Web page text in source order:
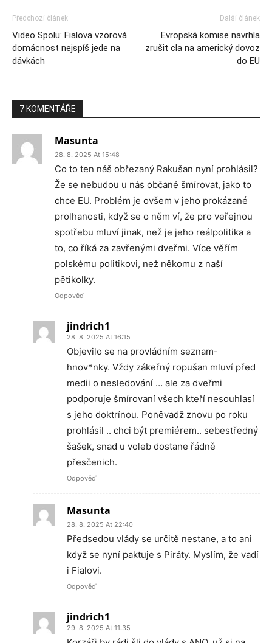
Předchozí článek
Video Spolu: Fialova vzorová
domácnost nejspíš jede na
dávkách
Další článek
Evropská komise navrhla
zrušit cla na americký dovoz
do EU
7 KOMENTÁŘE
Masunta
28. 8. 2025 At 15:48
Co to ten náš obřezaný Rakušan nyní prohlásil?
Že se nebudou u nás občané šmírovat, jako to
chce EU. Problém je ovšem v jeho prokázané
prolhanosti, když se o něm ví, že pro veřejnou
spotřebu mluví jinak, než je jeho reálpolitika a
to, co říká za zavřenými dveřmi. Více věřím
polskému politikovi, než někomu z naší
pětikolky.
Odpověď
jindrich1
28. 8. 2025 At 16:15
Objevilo se na provládním seznam-
hnov*nky. Vždy zákeřný ropušan mluví před
medii o nesledování … ale za dveřmi
podporuje šmírovaní všech kteří nesouhlasí
s jeho doktrínou. Poněvadž znovu po roku
prohlásil .. chci být premiérem.. sebestředný
šašek, snad u voleb dostane řádně
přesčenich.
Odpověď
Masunta
28. 8. 2025 At 22:40
Předsedou vlády se určitě nestane, a to ani
když se nyní paktuje s Piráty. Myslím, že vadí
i Fialovi.
Odpověď
jindrich1
29. 8. 2025 At 11:35